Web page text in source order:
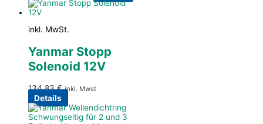
inkl. MwSt.
Yanmar Stopp
Solenoid 12V
134,83€ inkl. Mwst
Details